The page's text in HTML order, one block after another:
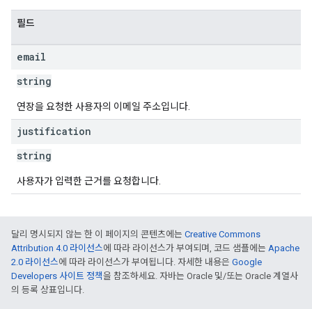
필드
email
string
연장을 요청한 사용자의 이메일 주소입니다.
justification
string
사용자가 입력한 근거를 요청합니다.
달리 명시되지 않는 한 이 페이지의 콘텐츠에는 Creative Commons
Attribution 4.0 라이선스에 따라 라이선스가 부여되며, 코드 샘플에는 Apache
2.0 라이선스에 따라 라이선스가 부여됩니다. 자세한 내용은 Google
Developers 사이트 정책을 참조하세요. 자바는 Oracle 및/또는 Oracle 계열사
의 등록 상표입니다.